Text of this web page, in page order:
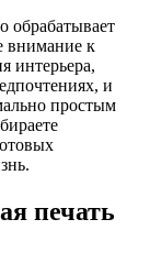
обрабатывает
внимание к
интерьера,
и
простым
печать